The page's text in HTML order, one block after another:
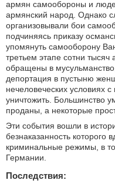
армян самообороны и
армянский народ. Однако
организовывали бои
подчиняясь приказу
упомянуть самооборону
третьем этапе сотни
обращены в
депортация в пустыню
нечеловеческих условиях
уничтожить. Большинство
проданы, а некоторые
Эти события вошли в
безнаказанность которого
криминальные режимы, в
Германии.
Последствия: